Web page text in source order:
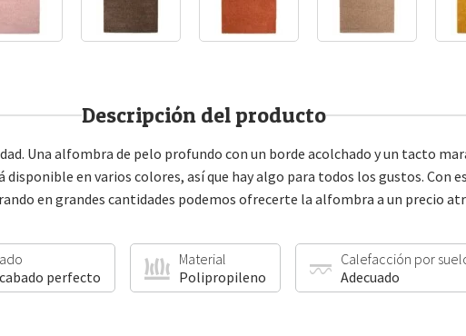
Descripción del producto
Una alfombra de pelo profundo con un borde acolchado y un tacto
disponible en varios colores, así que hay algo para todos los gustos. Con
en grandes cantidades podemos ofrecerte la alfombra a un precio
perfecto
Material
Polipropileno
Calefacción por
Adecuado